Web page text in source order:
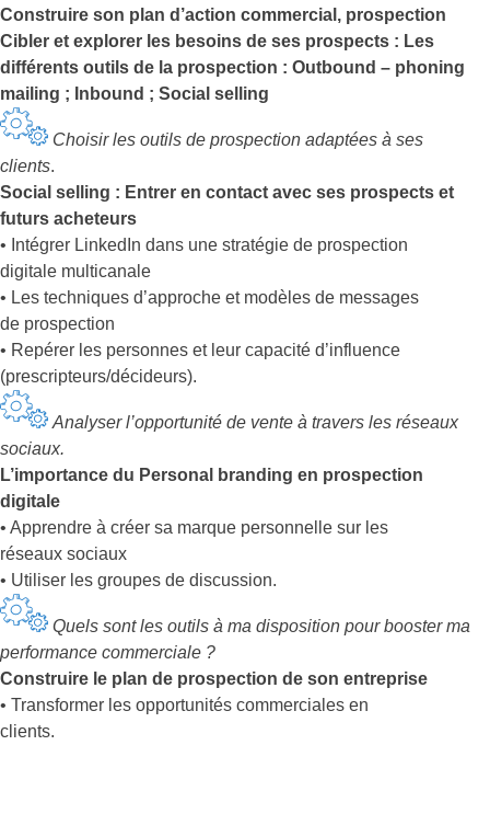
Construire son plan d’action commercial, prospection
Cibler et explorer les besoins de ses prospects : Les
différents outils de la prospection : Outbound – phoning
mailing ; Inbound ; Social selling
Choisir les outils de prospection adaptées à ses
clients.
Social selling : Entrer en contact avec ses prospects et
futurs acheteurs
• Intégrer LinkedIn dans une stratégie de prospection
digitale multicanale
• Les techniques d’approche et modèles de messages
de prospection
• Repérer les personnes et leur capacité d’influence
(prescripteurs/décideurs).
Analyser l’opportunité de vente à travers les réseaux
sociaux.
L’importance du Personal branding en prospection
digitale
• Apprendre à créer sa marque personnelle sur les
réseaux sociaux
• Utiliser les groupes de discussion.
Quels sont les outils à ma disposition pour booster ma
performance commerciale ?
Construire le plan de prospection de son entreprise
• Transformer les opportunités commerciales en
clients.